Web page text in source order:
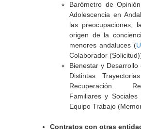
Barómetro de
Adolescencia en
las preocupaciones,
origen de la
menores andaluces (
Colaborador
Bienestar y Desarrollo
Distintas
Recuperación.
Familiares y Sociales
Equipo Trabajo
Contratos con otras